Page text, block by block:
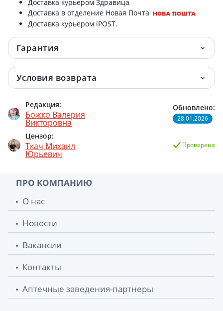
Доставка курьером Здравица
Доставка в отделение Новая Почта
Доставка курьером iPOST.
Гарантия
Условия возврата
Редакция:
Божко Валерия
Викторовна
Цензор:
Ткач Михаил
Юрьевич
Обновлено:
28.01.2026
Проверено
ПРО КОМПАНИЮ
О нас
Новости
Вакансии
Контакты
Аптечные заведения-партнеры